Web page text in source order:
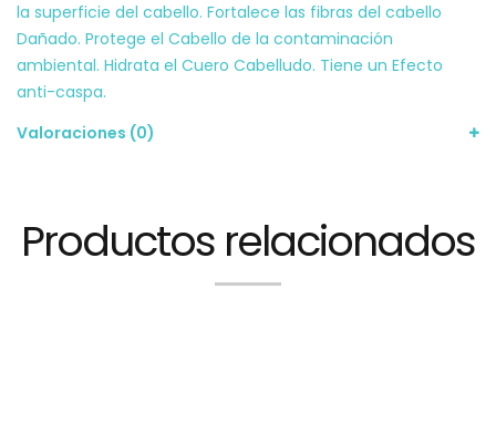
la superficie del cabello. Fortalece las fibras del cabello
Dañado. Protege el Cabello de la contaminación
ambiental. Hidrata el Cuero Cabelludo. Tiene un Efecto
anti-caspa.
Valoraciones (0)
Productos relacionados